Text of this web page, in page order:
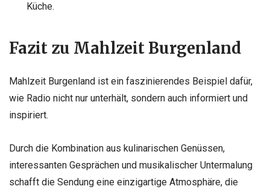
Küche.
Fazit zu Mahlzeit Burgenland
Mahlzeit Burgenland ist ein faszinierendes Beispiel dafür,
wie Radio nicht nur unterhält, sondern auch informiert und
inspiriert.
Durch die Kombination aus kulinarischen Genüssen,
interessanten Gesprächen und musikalischer Untermalung
schafft die Sendung eine einzigartige Atmosphäre, die